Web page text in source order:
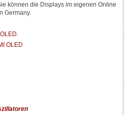
können die Displays im eigenen Online
Germany.
.
OLED